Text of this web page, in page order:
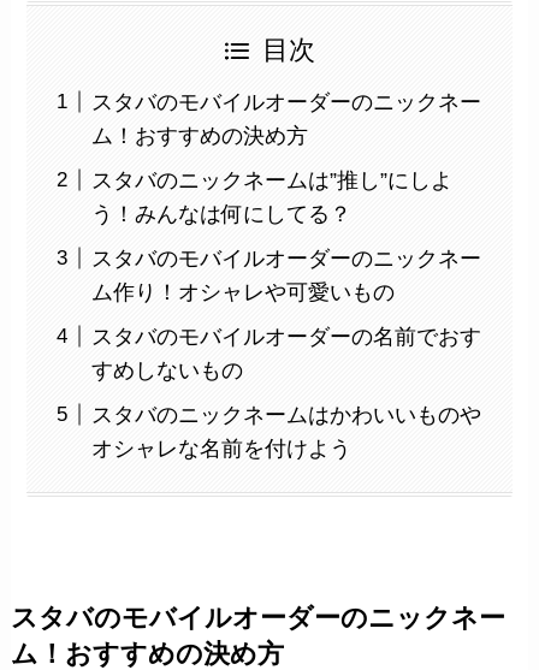
目次
スタバのモバイルオーダーのニックネー
ム！おすすめの決め方
スタバのニックネームは”推し”にしよ
う！みんなは何にしてる？
スタバのモバイルオーダーのニックネー
ム作り！オシャレや可愛いもの
スタバのモバイルオーダーの名前でおす
すめしないもの
スタバのニックネームはかわいいものや
オシャレな名前を付けよう
スタバのモバイルオーダーのニックネー
ム！おすすめの決め方